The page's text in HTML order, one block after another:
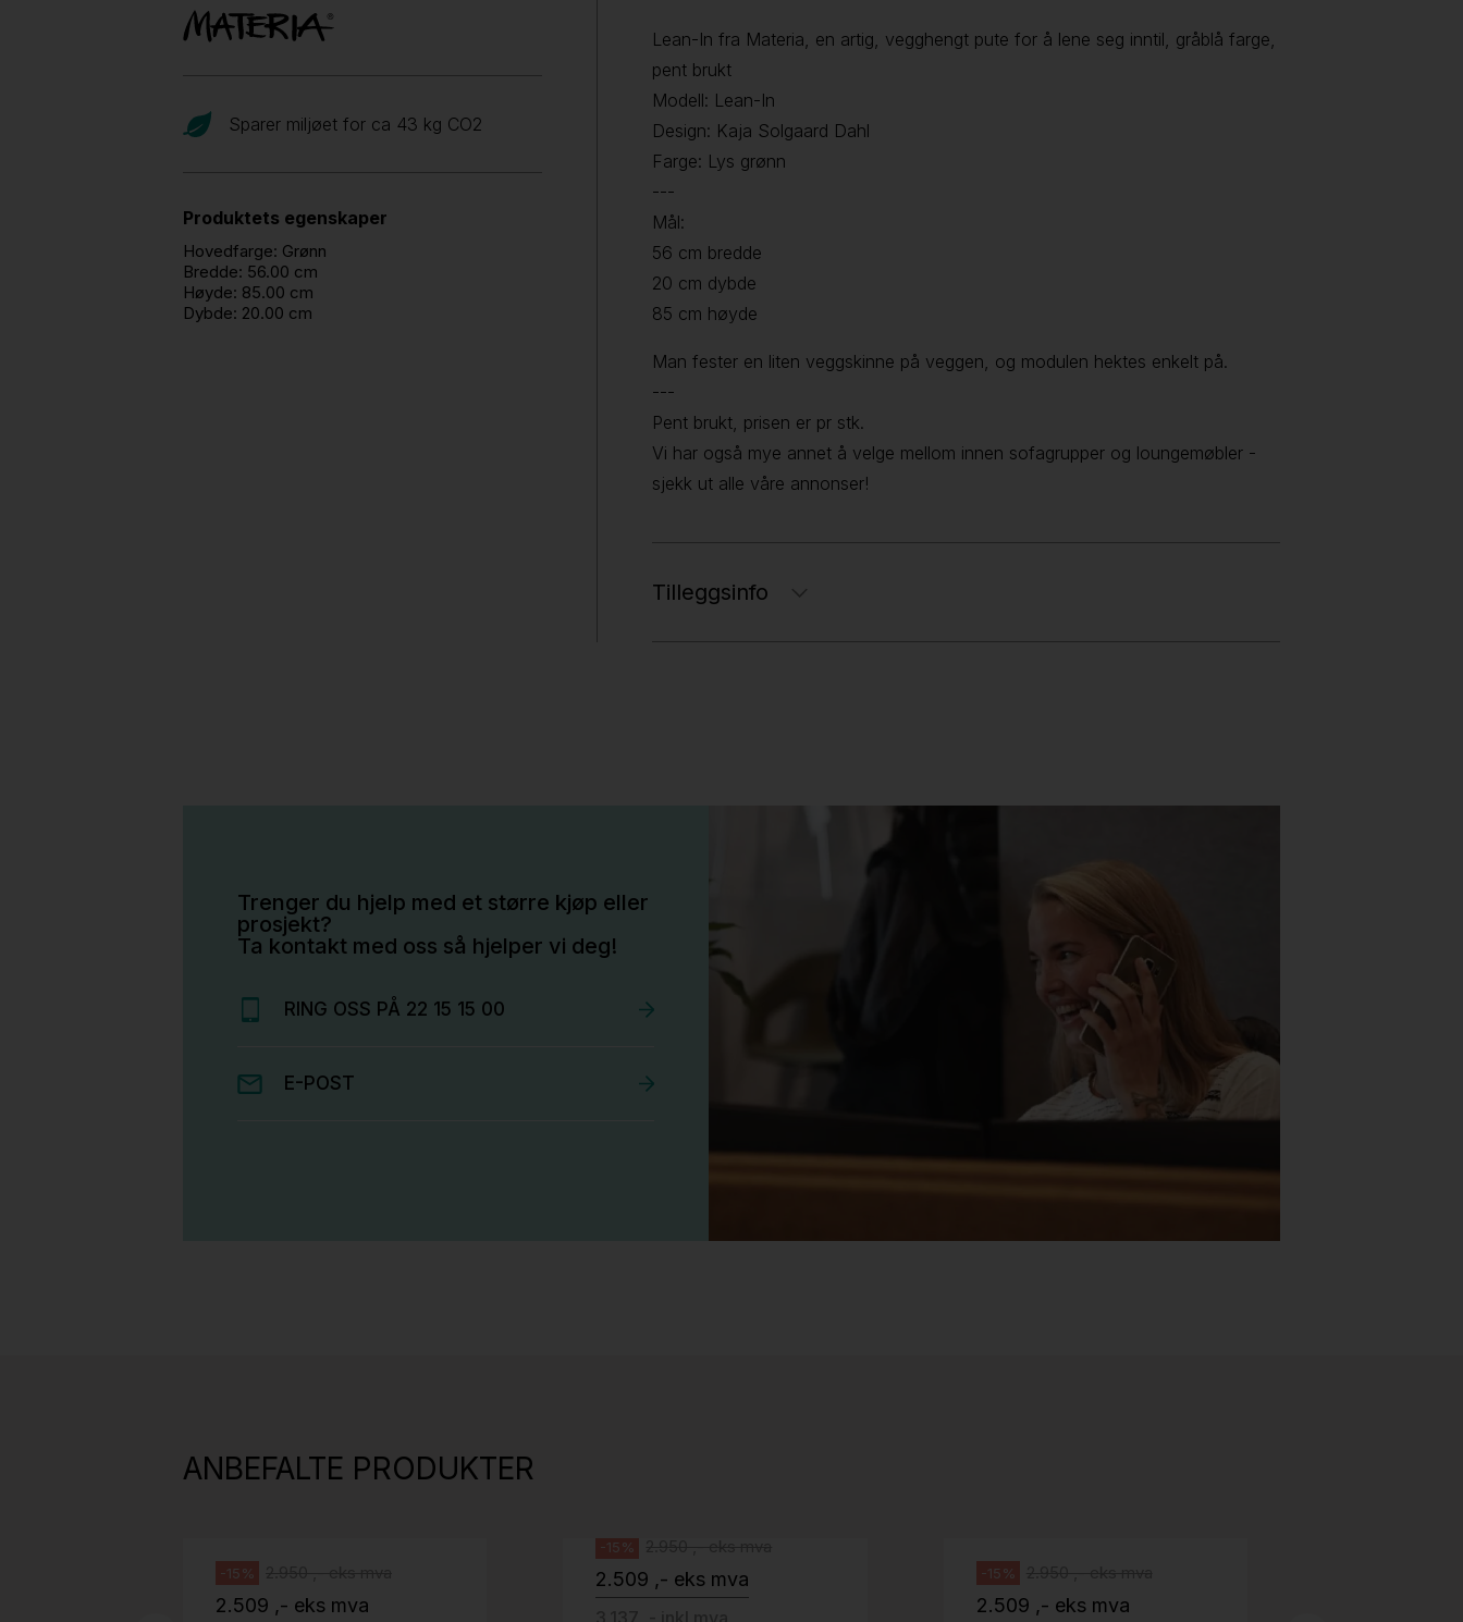
Sparer miljøet for ca 43 kg CO2
Produktets egenskaper
Hovedfarge: Grønn
Bredde: 56.00 cm
Høyde: 85.00 cm
Dybde: 20.00 cm
Lean-In fra Materia, en artig, vegghengt pute for å lene seg inntil, gråblå farge,
pent brukt
Modell: Lean-In
Design: Kaja Solgaard Dahl
Farge: Lys grønn
---
Mål:
56 cm bredde
20 cm dybde
85 cm høyde
Man fester en liten veggskinne på veggen, og modulen hektes enkelt på.
---
Pent brukt, prisen er pr stk.
Vi har også mye annet å velge mellom innen sofagrupper og loungemøbler -
sjekk ut alle våre annonser!
Tilleggsinfo
Trenger du hjelp med et større kjøp eller
prosjekt?
Ta kontakt med oss så hjelper vi deg!
RING OSS PÅ 22 15 15 00
E-POST
ANBEFALTE PRODUKTER
grått fotkryss, Pent brukt
-15%
2.509 ,- eks mva
-15%
2.509 ,- eks mva -15%
2.509 ,- eks mva